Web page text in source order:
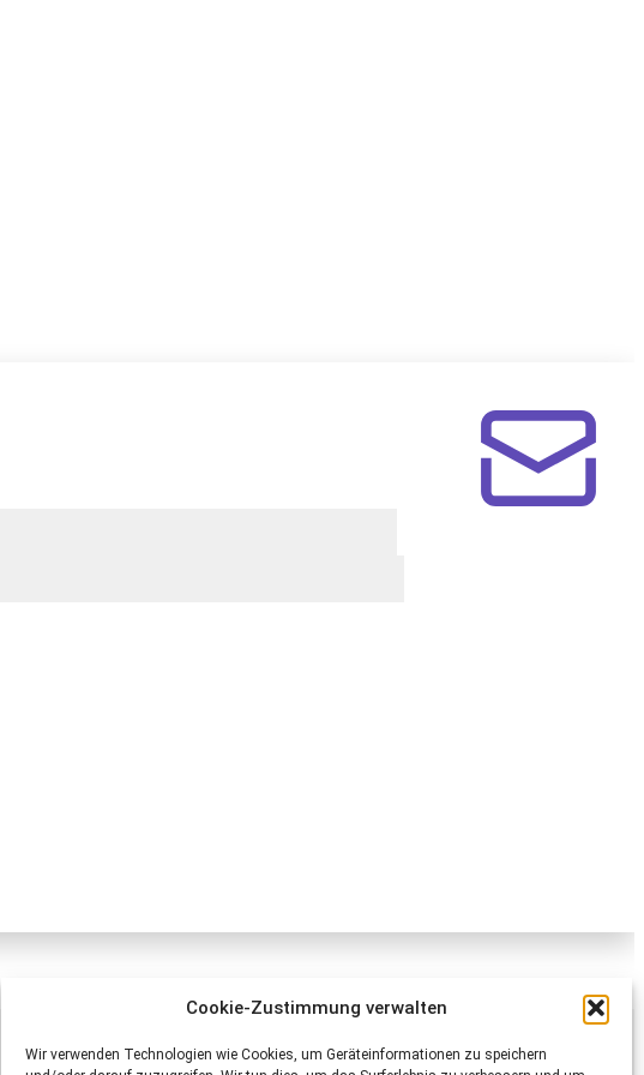
Cookie-Zustimmung verwalten
Wir verwenden Technologien wie Cookies, um Geräteinformationen zu speichern
Schweizer Tierschutz STS